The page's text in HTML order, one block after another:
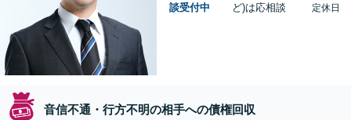
談受付中
ど)は応相談
定休日
音信不通・行方不明の相手への債権回収